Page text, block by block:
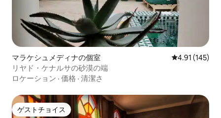
マラケシュメディナの個室 レビュー145
4.91 (145)
リヤド・ケナルサの砂漠の端
ロケーション · 価格 · 清潔さ
ゲストチョイス
ゲストチョイス